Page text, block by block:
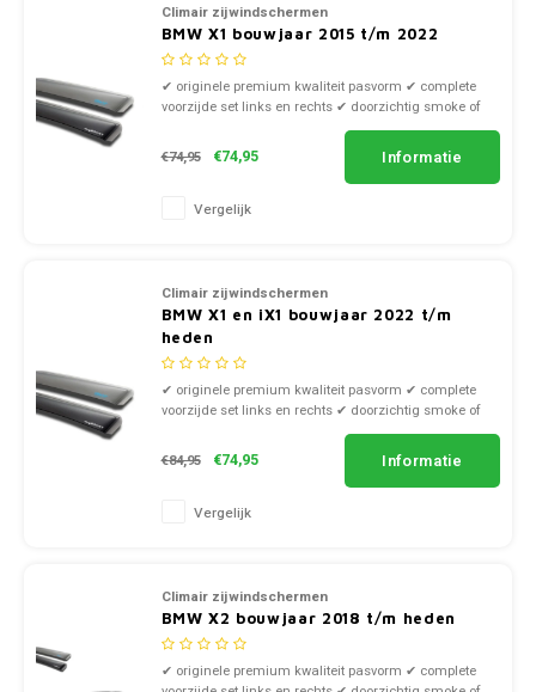
Climair zijwindschermen
BMW X1 bouwjaar 2015 t/m 2022
✔ originele premium kwaliteit pasvorm ✔ complete
voorzijde set links en rechts ✔ doorzichtig smoke of
€74,95
€74,95 Informatie
Vergelijk
Climair zijwindschermen
BMW X1 en iX1 bouwjaar 2022 t/m
heden
✔ originele premium kwaliteit pasvorm ✔ complete
voorzijde set links en rechts ✔ doorzichtig smoke of
€84,95
€74,95 Informatie
Vergelijk
Climair zijwindschermen
BMW X2 bouwjaar 2018 t/m heden
✔ originele premium kwaliteit pasvorm ✔ complete